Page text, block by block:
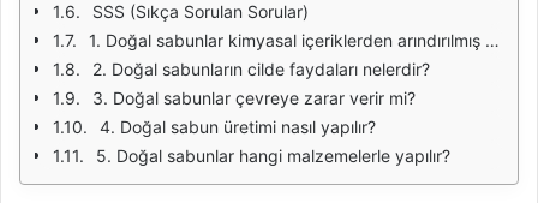
SSS (Sıkça Sorulan Sorular)
1. Doğal sabunlar kimyasal içeriklerden arındırılmış mıdır?
2. Doğal sabunların cilde faydaları nelerdir?
3. Doğal sabunlar çevreye zarar verir mi?
4. Doğal sabun üretimi nasıl yapılır?
5. Doğal sabunlar hangi malzemelerle yapılır?